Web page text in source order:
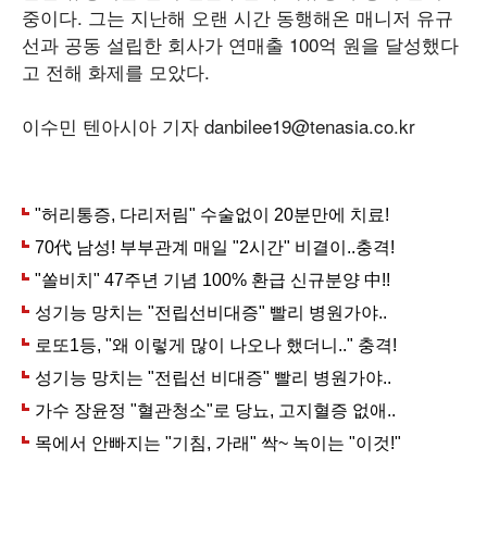
중이다. 그는 지난해 오랜 시간 동행해온 매니저 유규
선과 공동 설립한 회사가 연매출 100억 원을 달성했다
고 전해 화제를 모았다.
이수민 텐아시아 기자 danbilee19@tenasia.co.kr